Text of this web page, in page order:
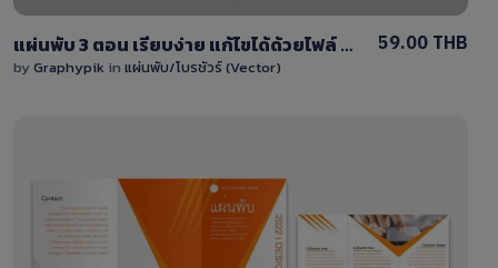
แผ่นพับ 3 ตอน เรียบง่าย แก้ไขได้ด้วยไฟล์ EPS (Vector) ครบชุด หน้า-หลัง
by Graphypik in แผ่นพับ/โบรชัวร์ (Vector)
59.00 THB
View Details